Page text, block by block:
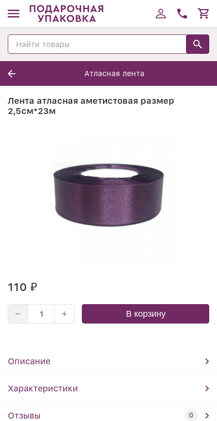
Атласная лента
Лента атласная аметистовая размер
2,5см*23м
110 ₽
В корзину
Описание
Характеристики
Отзывы 0